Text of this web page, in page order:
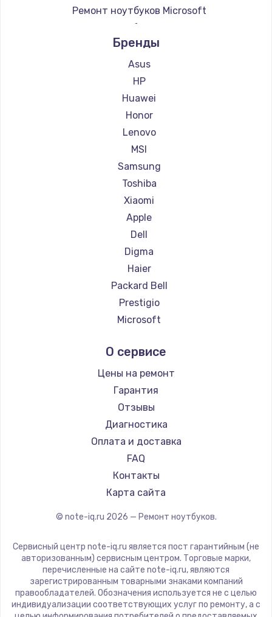
Ремонт ноутбуков Microsoft
Ремонт ноутбуков Alienware
Ремонт ноутбуков Aquarius
Ремонт ноутбуков Gigabyte
Ремонт ноутбуков Aorus
Ремонт ноутбуков Maibenben
Ремонт ноутбуков Getac
Ремонт ноутбуков Epson
Ремонт ноутбуков Philips
Ремонт ноутбуков LG
Ремонт ноутбуков Panasonic
Ремонт ноутбуков Irbis
Ремонт ноутбуков Thunderobot
Ремонт ноутбуков Hasee
Ремонт ноутбуков ZTE
Ремонт ноутбуков Hiper
Ремонт ноутбуков Evga
Ремонт ноутбуков Google
Ремонт ноутбуков Echips
Ремонт ноутбуков Predator
Ремонт ноутбуков iru
Ремонт ноутбуков Machenike
Ремонт ноутбуков DEXP
Ремонт ноутбуков Teclast
Ремонт ноутбуков CHUWI
Ремонт ноутбуков Colorful
Бренды
Asus
HP
Huawei
Honor
Lenovo
MSI
Samsung
Toshiba
Xiaomi
Apple
Dell
Digma
Haier
Packard Bell
Prestigio
Microsoft
Aquarius
Gigabyte
Aorus
Maibenben
Getac
Epson
Philips
LG
Panasonic
ZTE
Hiper
Evga
Google
О сервисе
Цены на ремонт
Гарантия
Отзывы
Диагностика
Оплата и доставка
FAQ
Контакты
Карта сайта
© note-iq.ru 2026 — Ремонт ноутбуков.
Сервисный центр note-iq.ru является пост гарантийным (не
авторизованным) сервисным центром. Торговые марки,
перечисленные на сайте note-iq.ru, являются
зарегистрированным товарными знаками компаний
правообладателей. Обозначения используется не с целью
индивидуализации соответствующих услуг по ремонту, а с